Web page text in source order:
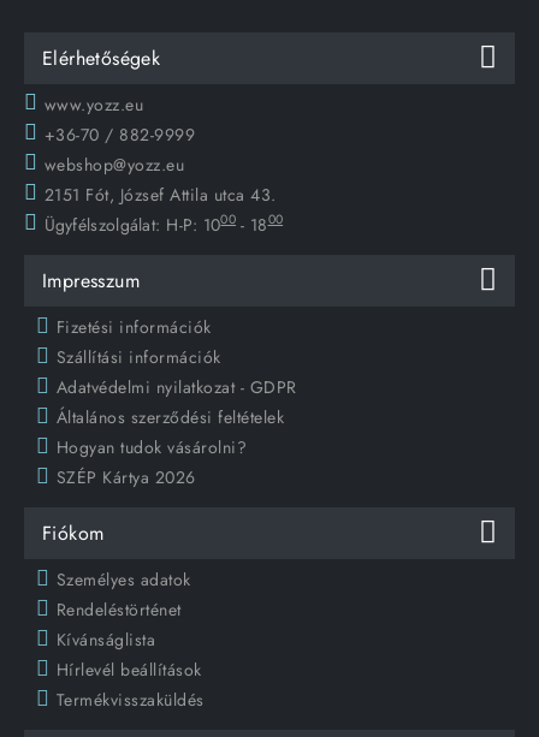
Elérhetőségek
www.yozz.eu
+36-70 / 882-9999
webshop@yozz.eu
2151 Fót, József Attila utca 43.
Ügyfélszolgálat: H-P: 1000 - 1800
Impresszum
Fizetési információk
Szállítási információk
Adatvédelmi nyilatkozat - GDPR
Általános szerződési feltételek
Hogyan tudok vásárolni?
SZÉP Kártya 2026
Fiókom
Személyes adatok
Rendeléstörténet
Kívánságlista
Hírlevél beállítások
Termékvisszaküldés